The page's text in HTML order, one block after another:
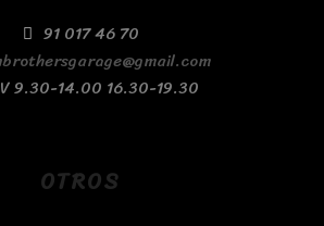
91 017 46 70
9.30-14.00 16.30-19.30
OTROS